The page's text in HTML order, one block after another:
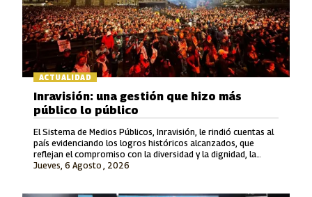
ACTUALIDAD
Jueves, 6 Agosto , 2026
Inravisión: una gestión que hizo más
público lo público
El Sistema de Medios Públicos, Inravisión, le rindió cuentas al
país evidenciando los logros históricos alcanzados, que
reflejan el compromiso con la diversidad y la dignidad, la
rigurosidad periodística, el fomento a la cultura y el cuidado